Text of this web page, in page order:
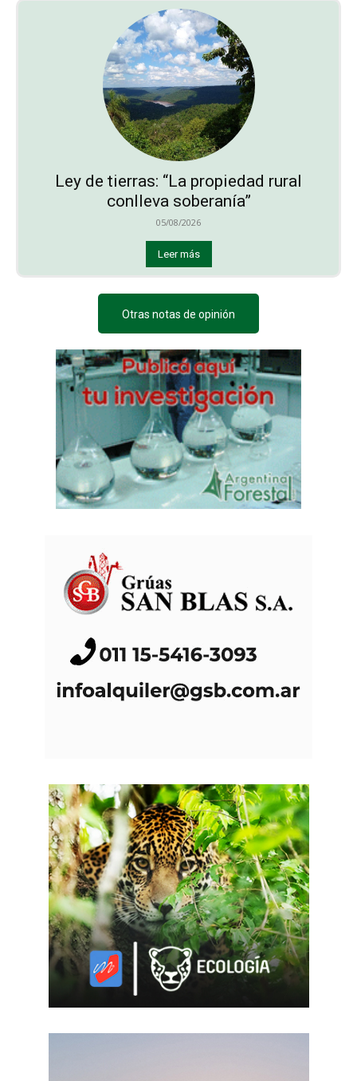
Ley de tierras: “La propiedad rural
conlleva soberanía”
05/08/2026
Leer más
Otras notas de opinión